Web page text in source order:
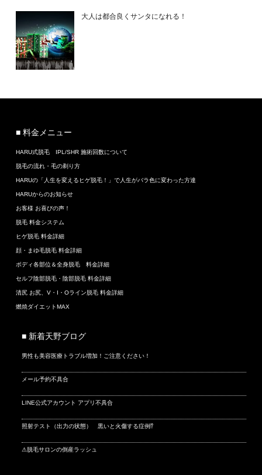
大人は都合良くサンタになれる！
■ 料金メニュー
HARU式脱毛 IPL/SHR 施術回数について
脱毛の流れ・毛の剃り方
HARUの「人生を変えるヒゲ脱毛！」で人生がバラ色に変わった方達
HARUからのお知らせ
お客様 お喜びの声！
脱毛 料金システム
ヒゲ脱毛 料金詳細
顔・まゆ毛脱毛 料金詳細
ボディ各部位＆全身脱毛 料金詳細
セルフ陰部脱毛・陰部脱毛 料金詳細
清尻 お尻、V・I・Oライン脱毛 料金詳細
燃焼ダイエットMAX
■ 新着天野ブログ
男性も美容医療トラブル増加！ご注意ください！
メール予約不具合
LINE公式アカウント アプリ不具合
照射テスト（出力の状態） 黒いと火傷する症例⁉
⚠脱毛サロンの倒産ラッシュ